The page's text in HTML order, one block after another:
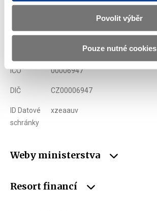
Povolit výběr
Pouze nutné cookies
Telefon +420 257 041 111
podatelna@mf.gov.cz
IČO 00006947
DIČ CZ00006947
ID Datové
schránky
xzeaauv
Weby ministerstva
Resort financí